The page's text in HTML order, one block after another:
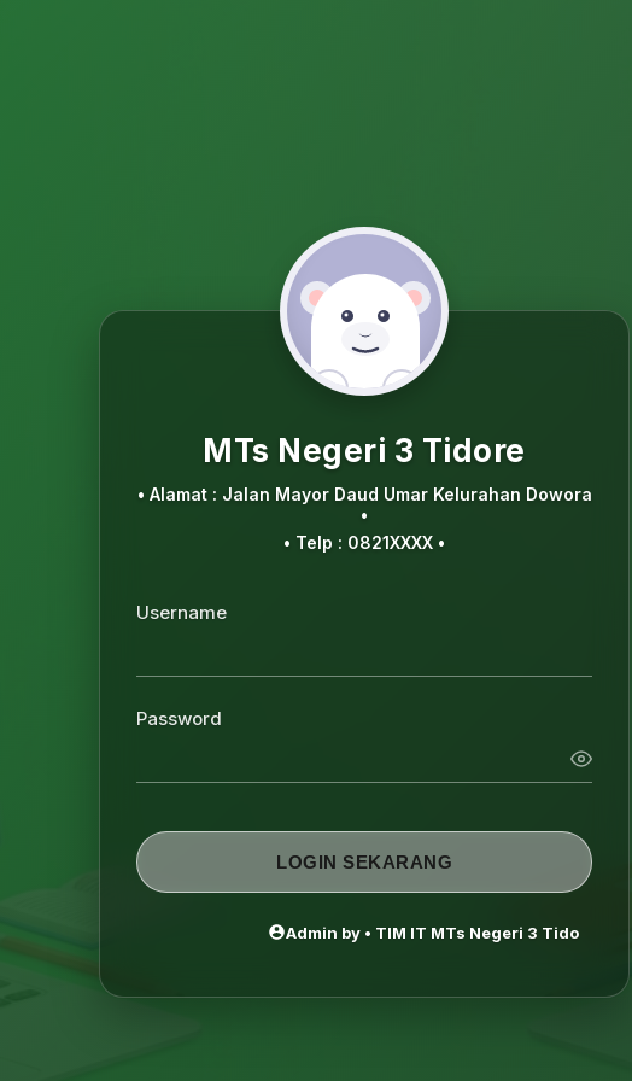
MTs Negeri 3 Tidore
• Alamat : Jalan Mayor Daud Umar Kelurahan Dowora
•
• Telp : 0821XXXX •
Username
Password
LOGIN SEKARANG
Admin by • TIM IT MTs Negeri 3 Tidore